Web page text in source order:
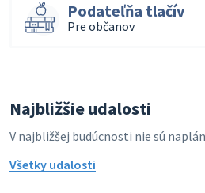
Podateľňa tlačív
Pre občanov
Najbližšie udalosti
V najbližšej budúcnosti nie sú
Všetky udalosti